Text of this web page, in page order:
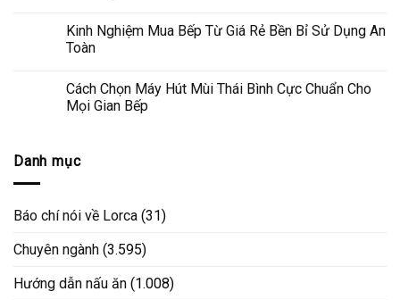
Kinh Nghiệm Mua Bếp Từ Giá Rẻ Bền Bỉ Sử Dụng An
Toàn
Cách Chọn Máy Hút Mùi Thái Bình Cực Chuẩn Cho
Mọi Gian Bếp
Danh mục
Báo chí nói về Lorca (31)
Chuyên ngành (3.595)
Hướng dẫn nấu ăn (1.008)